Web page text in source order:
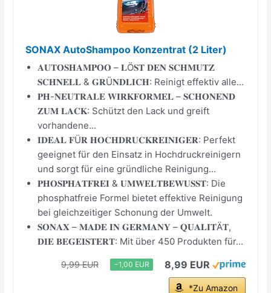
SONAX AutoShampoo Konzentrat (2 Liter)
𝐀𝐔𝐓𝐎𝐒𝐇𝐀𝐌𝐏𝐎𝐎 – 𝐋Ö𝐒𝐓 𝐃𝐄𝐍 𝐒𝐂𝐇𝐌𝐔𝐓𝐙
𝐒𝐂𝐇𝐍𝐄𝐋𝐋 & 𝐆𝐑Ü𝐍𝐃𝐋𝐈𝐂𝐇: Reinigt effektiv alle...
𝐏𝐇-𝐍𝐄𝐔𝐓𝐑𝐀𝐋𝐄 𝐖𝐈𝐑𝐊𝐅𝐎𝐑𝐌𝐄𝐋 – 𝐒𝐂𝐇𝐎𝐍𝐄𝐍𝐃
𝐙𝐔𝐌 𝐋𝐀𝐂𝐊: Schützt den Lack und greift
vorhandene...
𝐈𝐃𝐄𝐀𝐋 𝐅Ü𝐑 𝐇𝐎𝐂𝐇𝐃𝐑𝐔𝐂𝐊𝐑𝐄𝐈𝐍𝐈𝐆𝐄𝐑: Perfekt
geeignet für den Einsatz in Hochdruckreinigern
und sorgt für eine gründliche Reinigung...
𝐏𝐇𝐎𝐒𝐏𝐇𝐀𝐓𝐅𝐑𝐄𝐈 & 𝐔𝐌𝐖𝐄𝐋𝐓𝐁𝐄𝐖𝐔𝐒𝐒𝐓: Die
phosphatfreie Formel bietet effektive Reinigung
bei gleichzeitiger Schonung der Umwelt.
𝐒𝐎𝐍𝐀𝐗 – 𝐌𝐀𝐃𝐄 𝐈𝐍 𝐆𝐄𝐑𝐌𝐀𝐍𝐘 – 𝐐𝐔𝐀𝐋𝐈𝐓Ä𝐓,
𝐃𝐈𝐄 𝐁𝐄𝐆𝐄𝐈𝐒𝐓𝐄𝐑𝐓: Mit über 450 Produkten für...
9,99 EUR −1,00 EUR 8,99 EUR
*Zu Amazon